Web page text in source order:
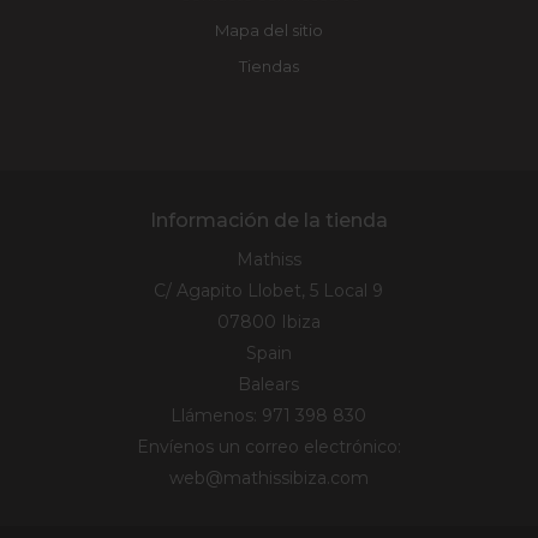
Mapa del sitio
Tiendas
Información de la tienda
Mathiss
C/ Agapito Llobet, 5 Local 9
07800 Ibiza
Spain
Balears
Llámenos: 971 398 830
Envíenos un correo electrónico:
web@mathissibiza.com